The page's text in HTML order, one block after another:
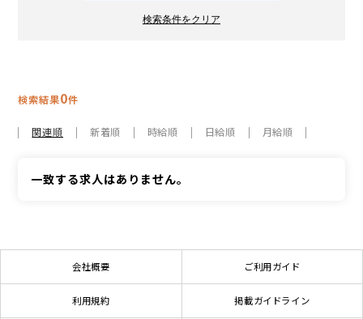
検索結果0件
関連順 新着順 時給順 日給順 月給順
一致する求人はありません。
会社概要 ご利用ガイド
利用規約 掲載ガイドライン